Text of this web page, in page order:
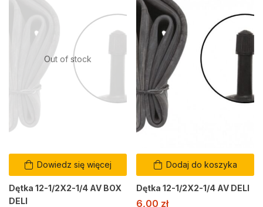
Out of stock
Dowiedz się więcej
Dętka 12-1/2X2-1/4 AV BOX
DELI
Dodaj do koszyka
Dętka 12-1/2X2-1/4 AV DELI
6,00 zł